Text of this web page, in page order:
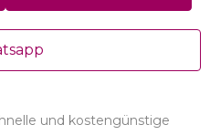
und kostengünstige